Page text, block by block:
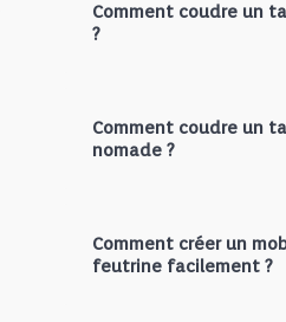
Comment coudre un
?
Comment coudre un
nomade ?
Comment créer un
feutrine facilement ?